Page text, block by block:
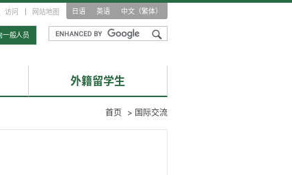
日语 英语 中文（繁体）
访问 网站地图
一般人员
外籍留学生
首页 > 国际交流